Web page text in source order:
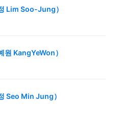
Lim Soo-Jung）
원 KangYeWon）
Seo Min Jung）